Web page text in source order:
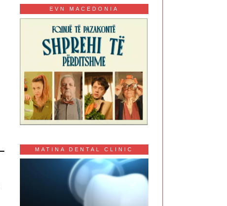
EVN MACEDONIA
MATINA DENTAL CLINIC